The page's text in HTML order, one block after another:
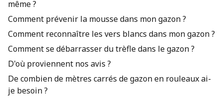
même ?
Comment prévenir la mousse dans mon gazon ?
Comment reconnaître les vers blancs dans mon gazon ?
Comment se débarrasser du trèfle dans le gazon ?
D'où proviennent nos avis ?
De combien de mètres carrés de gazon en rouleaux ai-
je besoin ?